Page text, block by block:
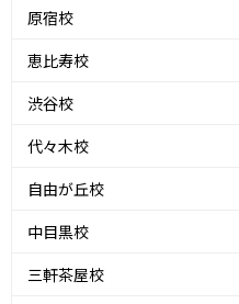
原宿校
恵比寿校
渋谷校
代々木校
自由が丘校
中目黒校
三軒茶屋校